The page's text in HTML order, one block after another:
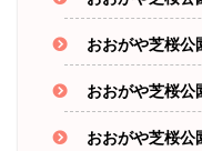
おおがや芝桜公
おおがや芝桜公
おおがや芝桜公